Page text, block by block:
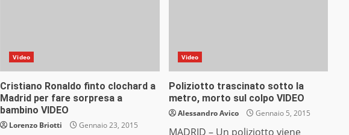
Video
Cristiano Ronaldo finto clochard a
Madrid per fare sorpresa a
bambino VIDEO
Lorenzo Briotti Gennaio 23, 2015
Video
Poliziotto trascinato sotto la
metro, morto sul colpo VIDEO
Alessandro Avico Gennaio 5, 2015
MADRID – Un poliziotto viene